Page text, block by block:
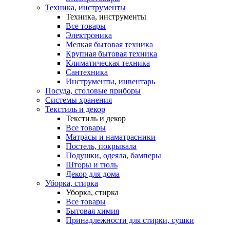
Техника, инструменты
Техника, инструменты
Все товары
Электроника
Мелкая бытовая техника
Крупная бытовая техника
Климатическая техника
Сантехника
Инструменты, инвентарь
Посуда, столовые приборы
Системы хранения
Текстиль и декор
Текстиль и декор
Все товары
Матрасы и наматрасники
Постель, покрывала
Подушки, одеяла, бамперы
Шторы и тюль
Декор для дома
Уборка, стирка
Уборка, стирка
Все товары
Бытовая химия
Принадлежности для стирки, сушки